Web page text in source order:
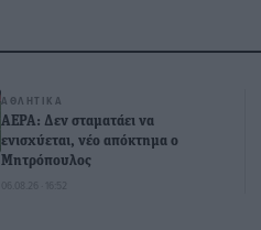
ΑΘΛΗΤΙΚΆ
ΑΕΡΑ: Δεν σταματάει να
ενισχύεται, νέο απόκτημα ο
Μητρόπουλος
06.08.26 · 16:52